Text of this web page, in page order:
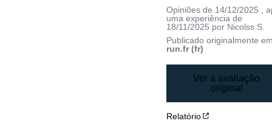
Opiniões de 14/12/2025 ,
uma experiência de
18/11/2025 por Nicolss S.
Publicado originalmente
run.fr (fr)
Ver a avaliação
original
Relatório